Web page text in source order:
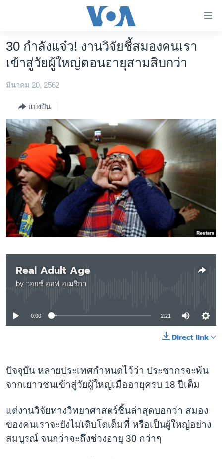
ต่อ
ข้าม
ไป
เนื้อหา
ไป
หน้า
หลัก
ข้าม
ไป
การ
หน้าหลัก
โลก
เอเชีย
สหรัฐฯ
ไทย
ธุรกิจ
วิทยาศาสตร์
สังคมและสุขภาพ
ไลฟ์สไตล์
ตรวจสอบข่าว
เรียนรู้ภาษาอังกฤษ
ติดตามเรา
เลือกภาษา
30 กำลังแจ๋ว! งานวิจัยชี้สมองคนเรา
เข้าสู่วัยผู้ใหญ่ตอนอายุสามสิบกว่า
มีนาคม 20, 2562
แบ่งปัน
Real Adult Age
by วอยซ์ ออฟ อเมริกา
No media source currently available
0:00 2:21
Direct link
ปัจจุบัน หลายประเทศกำหนดไว้ว่า ประชากรจะพ้น
จากเยาวชนเข้าสู่วัยผู้ใหญ่เมื่ออายุครบ 18 ปีเต็ม
แต่งานวิจัยทางวิทยาศาสตร์ชิ้นล่าสุดบอกว่า สมอง
ของคนเราจะยังไม่เติบโตเต็มที่ หรือเป็นผู้ใหญ่อย่าง
สมบูรณ์ จนกว่าจะถึงช่วงอายุ 30 กว่าๆ